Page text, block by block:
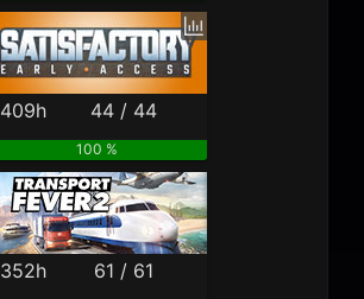
409h 44 / 44
100 %
352h 61 / 61